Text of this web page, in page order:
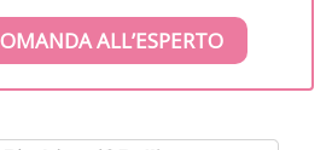
ALL’ESPERTO